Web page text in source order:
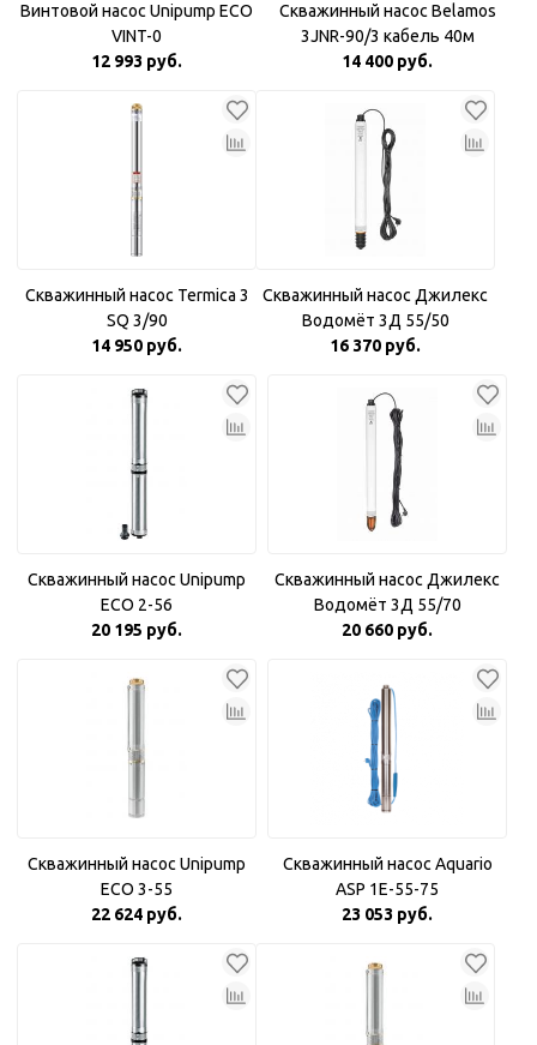
Винтовой насос Unipump ECO
VINT-0
12 993 руб.
Скважинный насос Belamos
3JNR-90/3 кабель 40м
14 400 руб.
Скважинный насос Termica 3
SQ 3/90
14 950 руб.
Скважинный насос Джилекс
Водомёт 3Д 55/50
16 370 руб.
Скважинный насос Unipump
ECO 2-56
20 195 руб.
Скважинный насос Джилекс
Водомёт 3Д 55/70
20 660 руб.
Скважинный насос Unipump
ECO 3-55
22 624 руб.
Скважинный насос Aquario
ASP 1E-55-75
23 053 руб.